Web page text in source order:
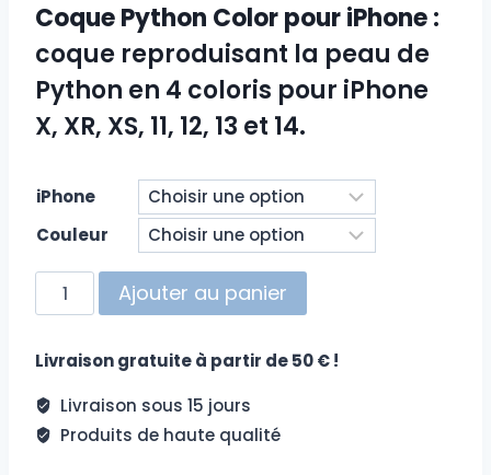
Coque Python Color pour iPhone:
coque reproduisant la peau de
Python en 4 coloris pour iPhone
X, XR, XS, 11, 12, 13 et 14.
iPhone
Couleur
quantité
de
iPhone
Color
Ajouter au panier
Livraison gratuite à partir de 50 € !
Livraison sous 15 jours
Produits de haute qualité